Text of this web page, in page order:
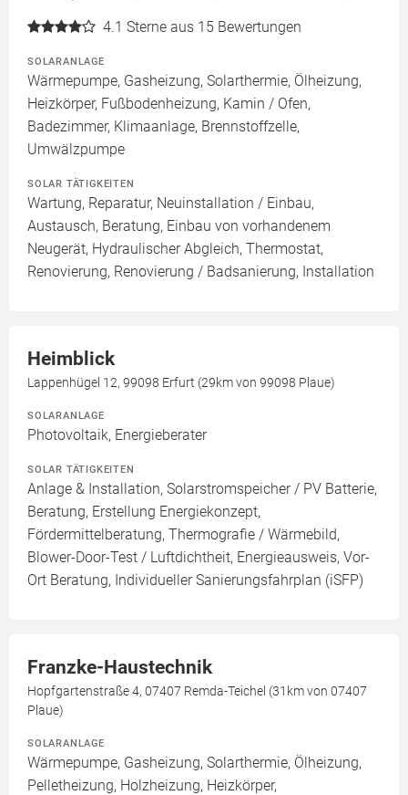
4.1 Sterne aus 15 Bewertungen
SOLARANLAGE
Wärmepumpe, Gasheizung, Solarthermie, Ölheizung,
Heizkörper, Fußbodenheizung, Kamin / Ofen,
Badezimmer, Klimaanlage, Brennstoffzelle,
Umwälzpumpe
SOLAR TÄTIGKEITEN
Wartung, Reparatur, Neuinstallation / Einbau,
Austausch, Beratung, Einbau von vorhandenem
Neugerät, Hydraulischer Abgleich, Thermostat,
Renovierung, Renovierung / Badsanierung, Installation
Heimblick
Lappenhügel 12, 99098 Erfurt (29km von 99098 Plaue)
SOLARANLAGE
Photovoltaik, Energieberater
SOLAR TÄTIGKEITEN
Anlage & Installation, Solarstromspeicher / PV Batterie,
Beratung, Erstellung Energiekonzept,
Fördermittelberatung, Thermografie / Wärmebild,
Blower-Door-Test / Luftdichtheit, Energieausweis, Vor-
Ort Beratung, Individueller Sanierungsfahrplan (iSFP)
Franzke-Haustechnik
Hopfgartenstraße 4, 07407 Remda-Teichel (31km von 07407
Plaue)
SOLARANLAGE
Wärmepumpe, Gasheizung, Solarthermie, Ölheizung,
Pelletheizung, Holzheizung, Heizkörper,